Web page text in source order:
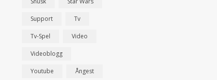
Support Tv
Tv-Spel Video
Videoblogg
Youtube Ångest